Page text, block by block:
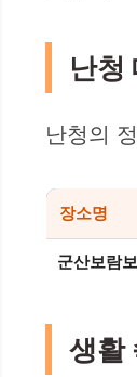
난청
난청의
장소명
군산보람
생활